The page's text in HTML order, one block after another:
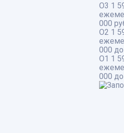
О3 1
000
О2 1
000
О1 1
000